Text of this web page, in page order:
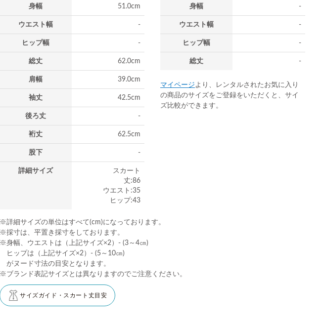
身幅 51.0cm
ウエスト幅 -
ヒップ幅 -
総丈 62.0cm
肩幅 39.0cm
袖丈 42.5cm
後ろ丈 -
裄丈 62.5cm
股下 -
詳細サイズ
スカート
丈:86
ウエスト:35
ヒップ:43
身幅 -
ウエスト幅 -
ヒップ幅 -
総丈 -
マイページより、レンタルされたお気に入り
の商品のサイズをご登録をいただくと、サイ
ズ比較ができます。
※詳細サイズの単位はすべて(cm)になっております。
※採寸は、平置き採寸をしております。
※身幅、ウエストは（上記サイズ×2）- (3～4㎝)
ヒップは（上記サイズ×2）- (5～10㎝)
がヌード寸法の目安となります。
※ブランド表記サイズとは異なりますのでご注意ください。
サイズガイド・スカート丈目安